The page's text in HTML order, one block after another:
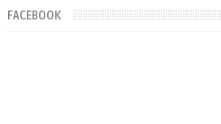
FACEBOOK